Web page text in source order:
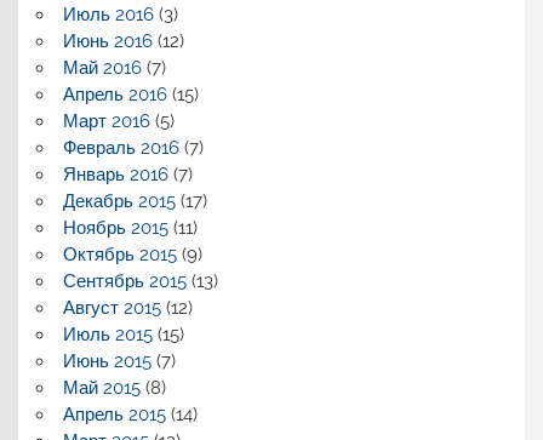
Июль 2016(3)
Июнь 2016(12)
Май 2016(7)
Апрель 2016(15)
Март 2016(5)
Февраль 2016(7)
Январь 2016(7)
Декабрь 2015(17)
Ноябрь 2015(11)
Октябрь 2015(9)
Сентябрь 2015(13)
Август 2015(12)
Июль 2015(15)
Июнь 2015(7)
Май 2015(8)
Апрель 2015(14)